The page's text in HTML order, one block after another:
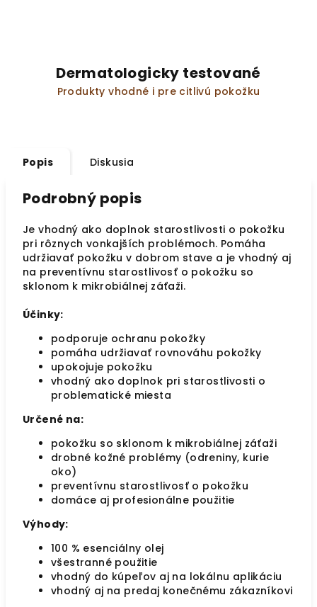
Dermatologicky testované
Produkty vhodné i pre citlivú pokožku
Popis Diskusia
Podrobný popis
Je vhodný ako doplnok starostlivosti o pokožku
pri rôznych vonkajších problémoch. Pomáha
udržiavať pokožku v dobrom stave a je vhodný aj
na preventívnu starostlivosť o pokožku so
sklonom k mikrobiálnej záťaži.
Účinky:
podporuje ochranu pokožky
pomáha udržiavať rovnováhu pokožky
upokojuje pokožku
vhodný ako doplnok pri starostlivosti o
problematické miesta
Určené na:
pokožku so sklonom k mikrobiálnej záťaži
drobné kožné problémy (odreniny, kurie
oko)
preventívnu starostlivosť o pokožku
domáce aj profesionálne použitie
Výhody:
100 % esenciálny olej
všestranné použitie
vhodný do kúpeľov aj na lokálnu aplikáciu
vhodný aj na predaj konečnému zákazníkovi